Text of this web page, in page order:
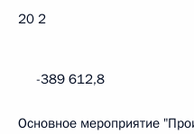
20 2
-389 612,8
Основное мероприятие